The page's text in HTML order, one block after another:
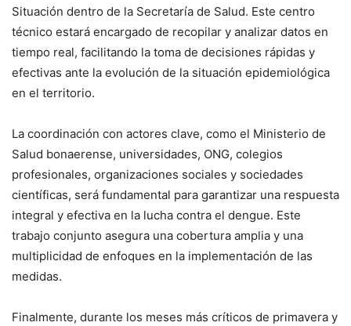
Situación dentro de la Secretaría de Salud. Este centro
técnico estará encargado de recopilar y analizar datos en
tiempo real, facilitando la toma de decisiones rápidas y
efectivas ante la evolución de la situación epidemiológica
en el territorio.
La coordinación con actores clave, como el Ministerio de
Salud bonaerense, universidades, ONG, colegios
profesionales, organizaciones sociales y sociedades
científicas, será fundamental para garantizar una respuesta
integral y efectiva en la lucha contra el dengue. Este
trabajo conjunto asegura una cobertura amplia y una
multiplicidad de enfoques en la implementación de las
medidas.
Finalmente, durante los meses más críticos de primavera y